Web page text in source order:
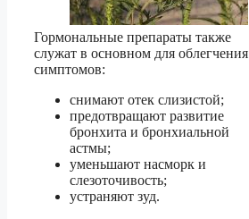
Гормональные препараты также
служат в основном для облегчения
симптомов:
снимают отек слизистой;
предотвращают развитие
бронхита и бронхиальной
астмы;
уменьшают насморк и
слезоточивость;
устраняют зуд.